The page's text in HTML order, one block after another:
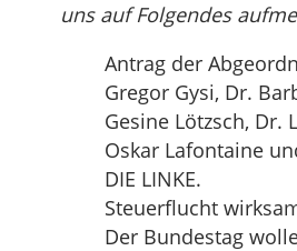
uns auf Folgendes
Antrag der
Gregor Gysi, Dr.
Gesine Lötzsch, Dr.
Oskar Lafontaine
DIE LINKE.
Steuerflucht
Der Bundestag